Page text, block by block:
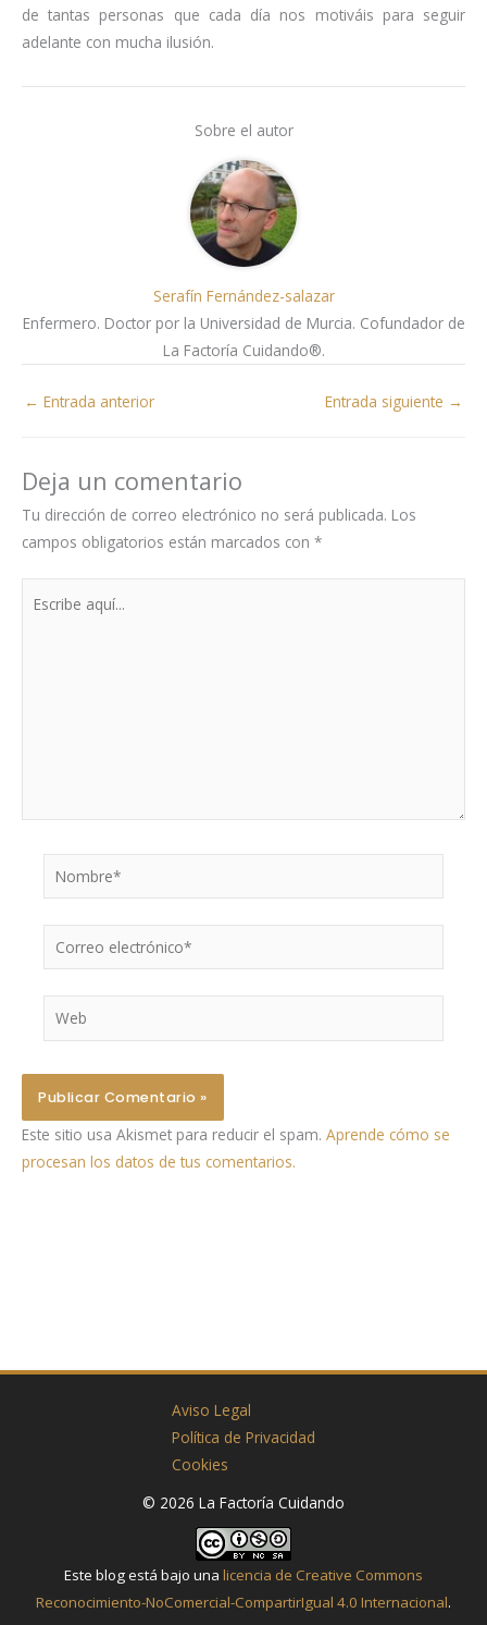
de tantas personas que cada día nos motiváis para seguir
adelante con mucha ilusión.
Sobre el autor
Serafín Fernández-salazar
Enfermero. Doctor por la Universidad de Murcia. Cofundador de
La Factoría Cuidando®.
← Entrada anterior Entrada siguiente →
Deja un comentario
Tu dirección de correo electrónico no será publicada. Los
campos obligatorios están marcados con *
Nombre*
Correo
electrónico*
Web
Este sitio usa Akismet para reducir el spam. Aprende cómo se
procesan los datos de tus comentarios.
Aviso Legal
Política de Privacidad
Cookies
© 2026 La Factoría Cuidando
Este blog está bajo una licencia de Creative Commons
Reconocimiento-NoComercial-CompartirIgual 4.0 Internacional.